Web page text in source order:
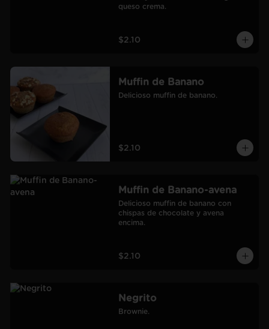
queso crema.
$2.10
Muffin de Banano
Delicioso muffin de banano.
$2.10
Muffin de Banano-avena
Delicioso muffin de banano con
chispas de chocolate y avena
encima.
$2.10
Negrito
Brownie.